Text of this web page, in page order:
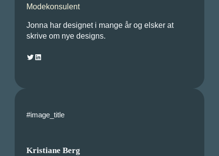
Modekonsulent
Jonna har designet i mange år og elsker at
skrive om nye designs.
Twitter LinkedIn
#image_title
Kristiane Berg